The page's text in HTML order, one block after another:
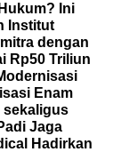
Ini
Institut
dengan
Rp50 Triliun
Enam
sekaligus
Jaga
Hadirkan